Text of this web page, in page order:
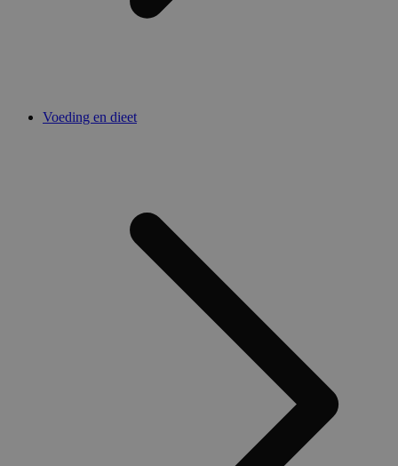
Voeding en dieet